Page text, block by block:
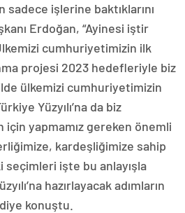
sadece işlerine baktıklarını
Erdoğan, “Ayinesi iştir
cumhuriyetimizin ilk
projesi 2023 hedefleriyle biz
ülkemizi cumhuriyetimizin
Yüzyılı’na da biz
için yapmamız gereken önemli
kardeşliğimize sahip
seçimleri işte bu anlayışla
hazırlayacak adımların
konuştu.